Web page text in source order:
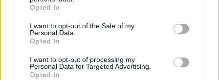
Opted In
I want to opt-out of the Sale of my
Personal Data.
Opted In
I want to opt-out of processing my
Personal Data for Targeted Advertising.
Opted In
Taivanietis lietuvius stebina burbuline arbata: verslą
žada plėsti
Žinios | Verslas
Pirtininkų pavasario arbata ir praktiški patarimai